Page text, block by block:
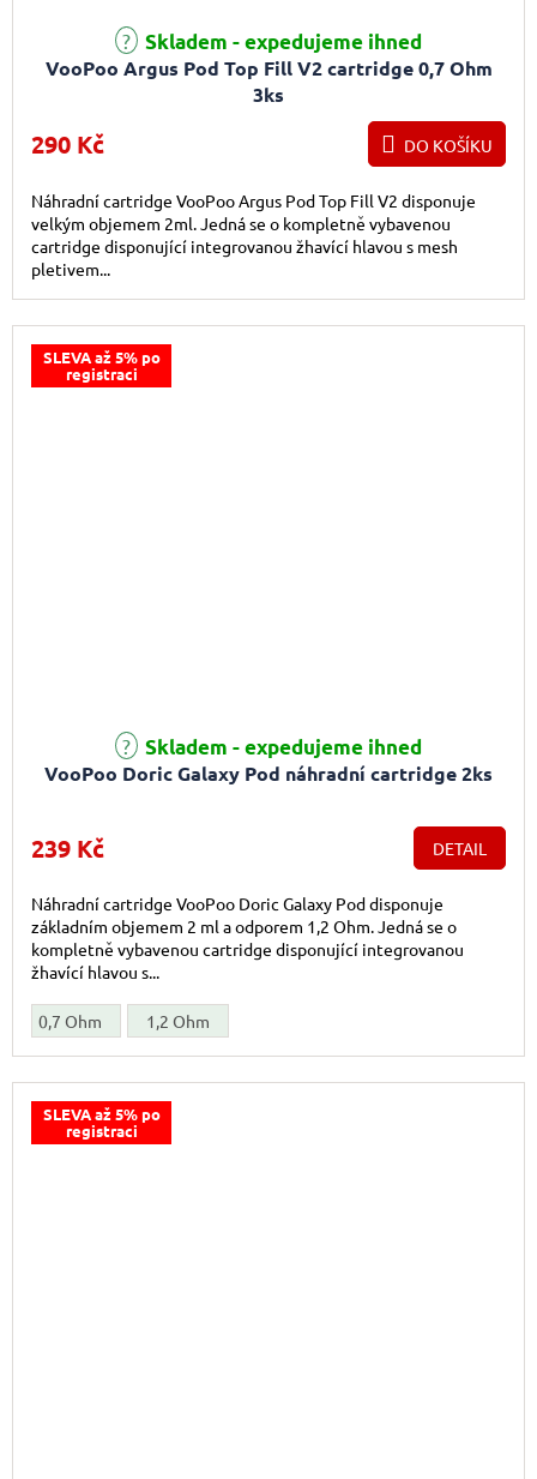
VooPoo Argus Pod Top Fill V2 cartridge 0,7 Ohm
3ks
Skladem - expedujeme ihned
290 Kč DO KOŠÍKU
Náhradní cartridge VooPoo Argus Pod Top Fill V2 disponuje
velkým objemem 2ml. Jedná se o kompletně vybavenou
cartridge disponující integrovanou žhavící hlavou s mesh
pletivem...
SLEVA až 5% po
registraci
VooPoo Doric Galaxy Pod náhradní cartridge 2ks
Průměrné hodnocení produktu je 5,0 z 5 hvězdiček.
Skladem - expedujeme ihned
239 Kč DETAIL
Náhradní cartridge VooPoo Doric Galaxy Pod disponuje
základním objemem 2 ml a odporem 1,2 Ohm. Jedná se o
kompletně vybavenou cartridge disponující integrovanou
žhavící hlavou s...
0,7 Ohm 1,2 Ohm
SLEVA až 5% po
registraci